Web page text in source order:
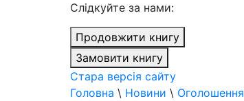
Cлідкуйте за нами:
Продовжити книгу
Замовити книгу
Стара версія сайту
Головна \ Новини \ Оголошення